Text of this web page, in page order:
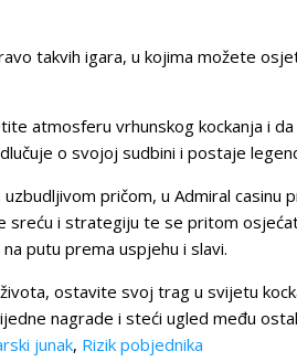
takvih igara, u kojima možete
atmosferu vrhunskog kockanja i
o svojoj sudbini i postaje
pričom, u Admiral casinu
i strategiju te se pritom
putu prema uspjehu i slavi.
ostavite svoj trag u svijetu
nagrade i steći ugled među
junak, Rizik pobjednika